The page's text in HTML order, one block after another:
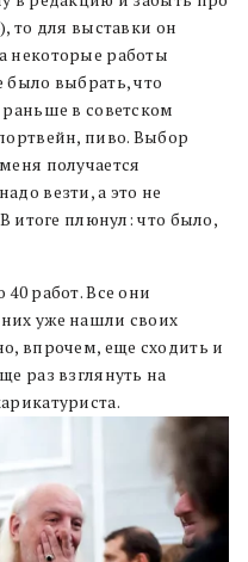
то для выставки он
некоторые работы
было выбрать, что
в советском
пиво. Выбор
получается
везти, а это не
итоге плюнул: что было,
40 работ. Все они
уже нашли своих
впрочем, еще сходить и
раз взглянуть на